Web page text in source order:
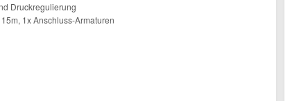
Druckregulierung
1x Anschluss-Armaturen